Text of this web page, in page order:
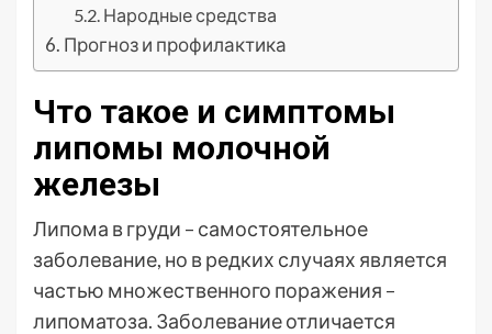
Народные средства
Прогноз и профилактика
Что такое и симптомы
липомы молочной
железы
Липома в груди – самостоятельное
заболевание, но в редких случаях является
частью множественного поражения –
липоматоза. Заболевание отличается